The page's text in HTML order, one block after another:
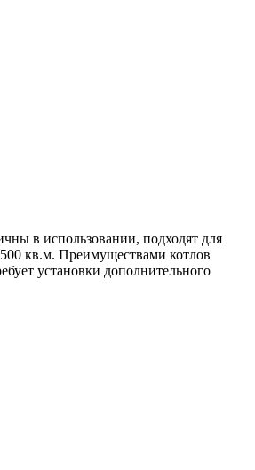
в использовании, подходят для
кв.м. Преимуществами котлов
установки дополнительного